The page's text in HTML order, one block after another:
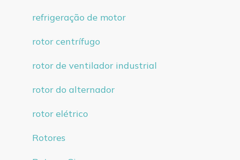
refrigeração de motor
rotor centrífugo
rotor de ventilador industrial
rotor do alternador
rotor elétrico
Rotores